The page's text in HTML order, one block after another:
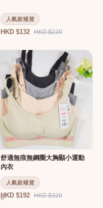
人氣款補貨
HKD $132 HKD $220
舒適無痕無鋼圈大胸顯小運動
內衣
人氣款補貨
HKD $192 HKD $320